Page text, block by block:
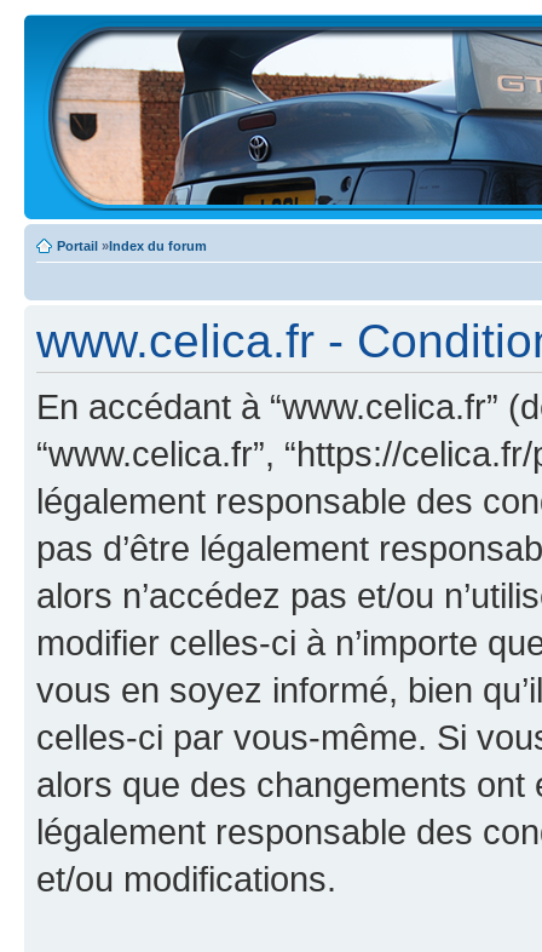
Portail »Index du forum
www.celica.fr -
En accédant à “www.celica.fr”
“www.celica.fr”, “https://
légalement responsable des
pas d’être légalement
alors n’accédez pas et/ou
modifier celles-ci à n’importe
vous en soyez informé, bien
celles-ci par vous-même. Si
alors que des changements ont
légalement responsable des
et/ou modifications.